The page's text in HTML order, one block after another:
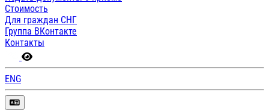
Стоимость
Для граждан СНГ
Группа ВКонтакте
Контакты
ENG